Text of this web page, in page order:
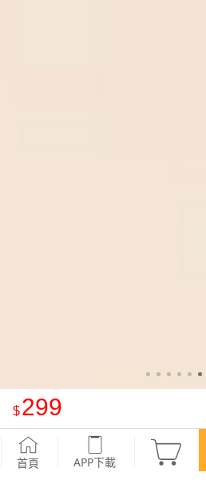
首頁 APP下載
299
保暖.MIT永續環保材質-保暖神褲